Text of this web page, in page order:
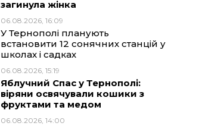
загинула жінка
06.08.2026, 16:09
У Тернополі планують
встановити 12 сонячних станцій у
школах і садках
06.08.2026, 15:19
Яблучний Спас у Тернополі:
віряни освячували кошики з
фруктами та медом
06.08.2026, 14:00